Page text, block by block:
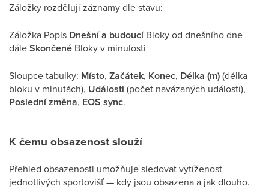
Záložky rozdělují záznamy dle stavu:
Záložka Popis Dnešní a budoucíBloky od dnešního dne
dáleSkončené Bloky v minulosti
Sloupce tabulky: Místo, Začátek, Konec, Délka (m)(délka
bloku v minutách), Události (počet navázaných událostí),
Poslední změna, EOS sync.
K čemu obsazenost slouží
Přehled obsazenosti umožňuje sledovat vytíženost
jednotlivých sportovišť — kdy jsou obsazena a jak dlouho.